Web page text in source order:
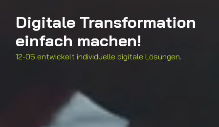
Digitale Transformation
einfach machen!
12-05 entwickelt individuelle digitale Lösungen.